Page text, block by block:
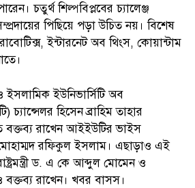
চতুর্থ শিল্পবিপ্লবের চ্যালেঞ্জ
পিছিয়ে পড়া উচিত নয়। বিশেষ
ইন্টারনেট অব থিংস, কোয়ান্টাম
ইউনিভার্সিটি অব
হিসেন ব্রাহিম তাহার
বক্তব্য রাখেন আইইউটির ভাইস
রফিকুল ইসলাম। এছাড়াও এই
ড. এ কে আব্দুল মোমেন ও
বক্তব্য রাখেন। খবর বাসস।